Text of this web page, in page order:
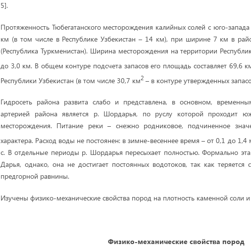
5].
Протяженность Тюбегатанского месторождения калийных солей с юго-запада
км (в том числе в Республике Узбекистан – 14 км), при ширине 7 км в
(Республика Туркменистан). Ширина месторождения на территории
до 3,0 км. В общем контуре подсчета запасов его площадь составляет 69,6
Республики Узбекистан (в том числе 30,7 км2 – в контуре утвержденных
Гидросеть района развита слабо и представлена, в основном,
артерией района является р. Шордарья, по руслу которой проходит
месторождения. Питание реки – снежно родниковое, подчиненное
характера. Расход воды не постоянен: в зимне-весеннее время – от 0,1 до 1,4
с. В отдельные периоды р. Шордарья пересыхает полностью. Формально
Дарья, однако, она не достигает постоянных водотоков, так как теряется
предгорной равнины.
Изучены физико-механические свойства пород на плотность каменной соли
Физико-механические свойства пород